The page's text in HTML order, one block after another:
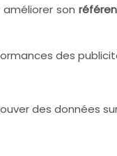
améliorer son
des
des données